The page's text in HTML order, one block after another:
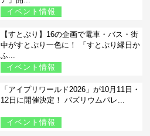
イベント情報
【すとぷり】16の企画で電車・バス・街
中がすとぷり一色に！ 「すとぷり縁日か
ふ...
イベント情報
「アイプリワールド2026」が10月11日・
12日に開催決定！ バズリウムパレ...
イベント情報